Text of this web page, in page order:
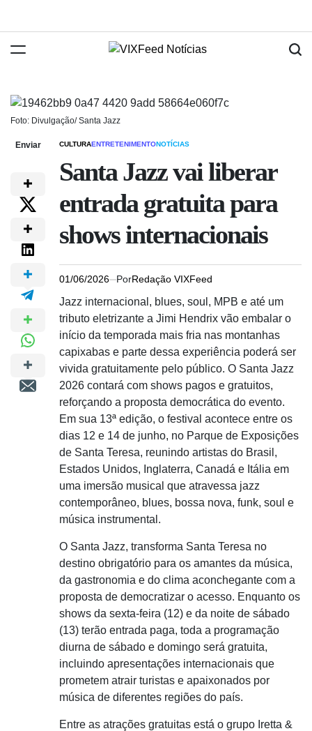
Foto: Divulgação/ Santa Jazz
Enviar CULTURAENTRETENIMENTONOTÍCIAS
Santa Jazz vai liberar
entrada gratuita para
shows internacionais
01/06/2026 PorRedação VIXFeed
Jazz internacional, blues, soul, MPB e até um
tributo eletrizante a Jimi Hendrix vão embalar o
início da temporada mais fria nas montanhas
capixabas e parte dessa experiência poderá ser
vivida gratuitamente pelo público. O Santa Jazz
2026 contará com shows pagos e gratuitos,
reforçando a proposta democrática do evento.
Em sua 13ª edição, o festival acontece entre os
dias 12 e 14 de junho, no Parque de Exposições
de Santa Teresa, reunindo artistas do Brasil,
Estados Unidos, Inglaterra, Canadá e Itália em
uma imersão musical que atravessa jazz
contemporâneo, blues, bossa nova, funk, soul e
música instrumental.
O Santa Jazz, transforma Santa Teresa no
destino obrigatório para os amantes da música,
da gastronomia e do clima aconchegante com a
proposta de democratizar o acesso. Enquanto os
shows da sexta-feira (12) e da noite de sábado
(13) terão entrada paga, toda a programação
diurna de sábado e domingo será gratuita,
incluindo apresentações internacionais que
prometem atrair turistas e apaixonados por
música de diferentes regiões do país.
Entre as atrações gratuitas está o grupo Iretta &